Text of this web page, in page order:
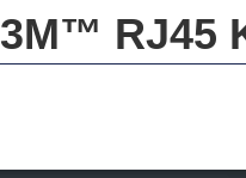
3M™ RJ45